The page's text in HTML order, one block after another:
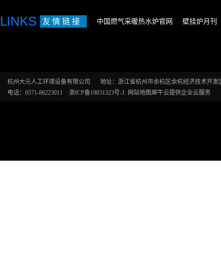
LINKS 友 情 链 接 中国燃气采暖热水炉官网 壁挂炉月刊
杭州大元人工环境设备有限公司
地址：浙江省杭州市余杭区余杭经济技术开
电话：0571-86223011
浙ICP备19031323号-1 网站地图 犀牛云提供企业云服务